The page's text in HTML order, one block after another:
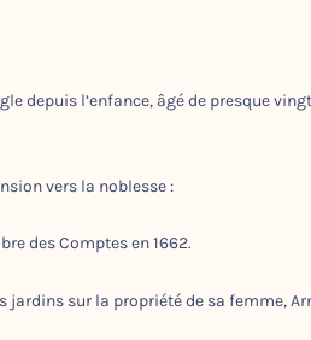
depuis l’enfance, âgé de presque
vers la noblesse :
des Comptes en 1662.
jardins sur la propriété de sa femme,